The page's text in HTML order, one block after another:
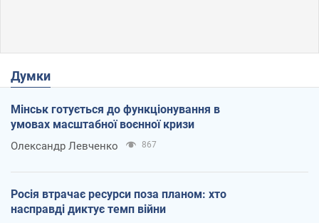
Думки
Мінськ готується до функціонування в
умовах масштабної воєнної кризи
Олександр Левченко 867
Росія втрачає ресурси поза планом: хто
насправді диктує темп війни